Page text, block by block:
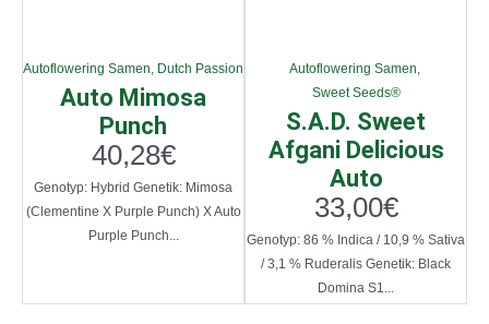
Autoflowering Samen Dutch Passion
Auto Mimosa
Punch
40,28€
Genotyp: Hybrid Genetik: Mimosa
(Clementine X Purple Punch) X Auto
Purple Punch...
Autoflowering Samen
Sweet Seeds®
S.A.D. Sweet
Afgani Delicious
Auto
33,00€
Genotyp: 86 % Indica / 10,9 % Sativa
/ 3,1 % Ruderalis Genetik: Black
Domina S1...